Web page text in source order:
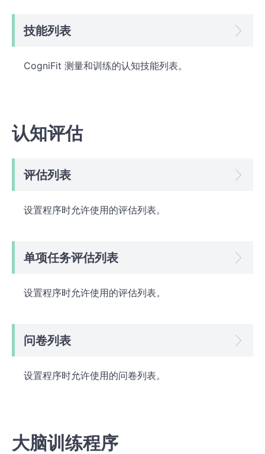
技能列表
CogniFit 测量和训练的认知技能列表。
认知评估
评估列表
设置程序时允许使用的评估列表。
单项任务评估列表
设置程序时允许使用的评估列表。
问卷列表
设置程序时允许使用的问卷列表。
大脑训练程序